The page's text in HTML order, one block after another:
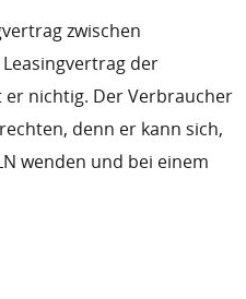
zwischen
der
nichtig. Der Verbraucher
denn er kann sich,
wenden und bei einem